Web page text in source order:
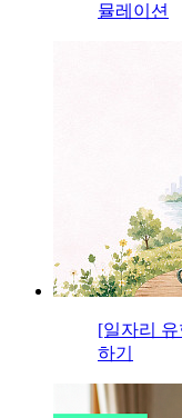
뮬레이션
[일자리
하기